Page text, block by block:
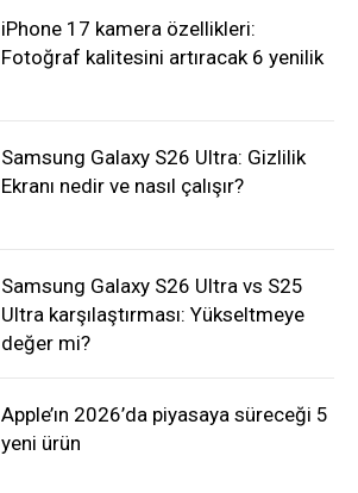
iPhone 17 kamera özellikleri:
Fotoğraf kalitesini artıracak 6 yenilik
Samsung Galaxy S26 Ultra: Gizlilik
Ekranı nedir ve nasıl çalışır?
Samsung Galaxy S26 Ultra vs S25
Ultra karşılaştırması: Yükseltmeye
değer mi?
Apple’ın 2026’da piyasaya süreceği 5
yeni ürün